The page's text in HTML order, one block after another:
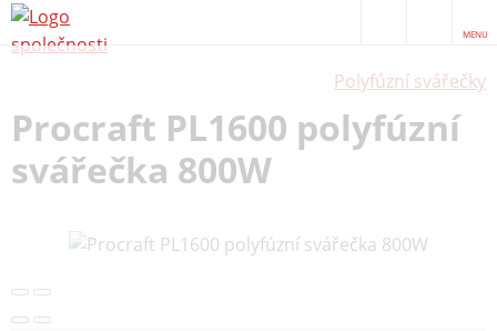
MENU
Polyfúzní svářečky
Procraft PL1600 polyfúzní
svářečka 800W